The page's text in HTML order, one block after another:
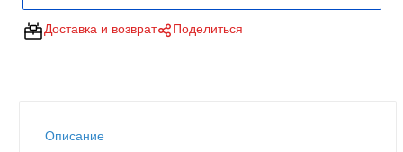
Доставка и возврат Поделиться
Описание